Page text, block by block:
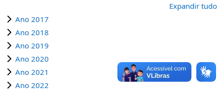
Expandir tudo
Ano 2017
Ano 2018
Ano 2019
Ano 2020
Ano 2021
Ano 2022